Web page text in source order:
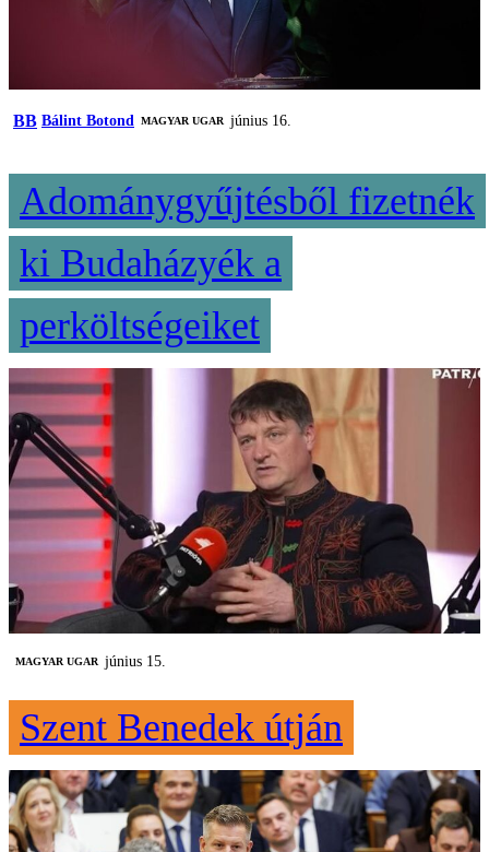
BB Bálint Botond MAGYAR UGAR június 16.
Adománygyűjtésből fizetnék
ki Budaházyék a
perköltségeiket
MAGYAR UGAR június 15.
Szent Benedek útján